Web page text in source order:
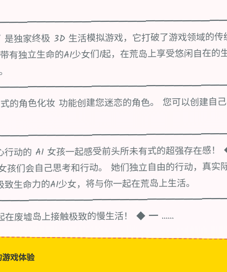
是独家终极 3D 生活模拟游戏，它打破了游戏领域的
有独立生命的AI少女们1起，在荒岛上享受悠闲自在的
的角色化妆 功能创建您迷恋的角色。 您可以创建自
动的 AI 女孩一起感受前头所未有式的超强存在感
孩们会自己思考和行动。 她们独立自由的行动，真实
生命力的AI少女，将与你一起在荒岛上生活。
废墟岛上接触极致的慢生活！ ◆ ━ ......
戏体验